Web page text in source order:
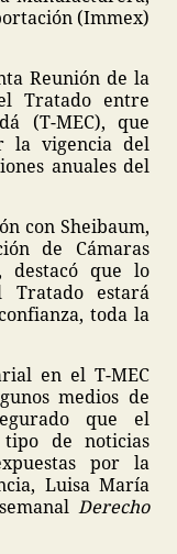
(Immex)
Reunión de la
Tratado entre
(T-MEC), que
la vigencia del
anuales del
con Sheibaum,
de Cámaras
destacó que lo
estará
toda la
en el T-MEC
medios de
que el
tipo de noticias
por la
Luisa María
Derecho